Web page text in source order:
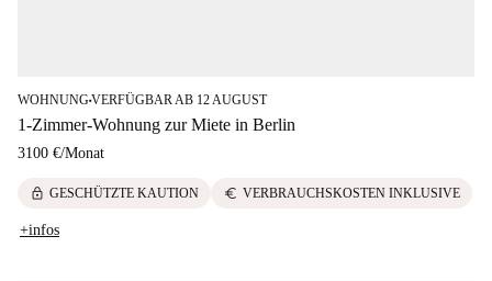
WOHNUNG■VERFÜGBAR AB 12 AUGUST
1-Zimmer-Wohnung zur Miete in Berlin
3100 €/Monat
lock GESCHÜTZTE KAUTION euro VERBRAUCHSKOSTEN INKLUSIVE
+infos